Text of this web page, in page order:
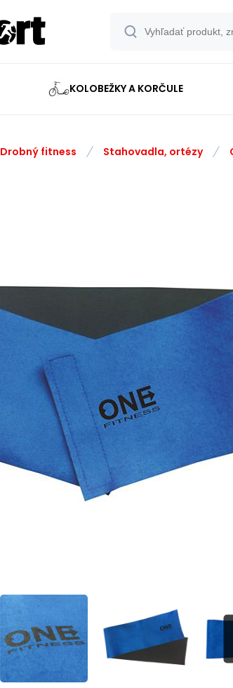
KOLOBEŽKY A KORČULE
Drobný fitness Stahovadla, ortézy